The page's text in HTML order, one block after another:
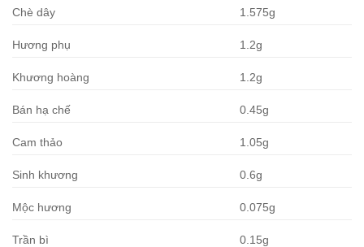
Chè dây 1.575g
Hương phụ 1.2g
Khương hoàng 1.2g
Bán hạ chế 0.45g
Cam thảo 1.05g
Sinh khương 0.6g
Mộc hương 0.075g
Trần bì 0.15g